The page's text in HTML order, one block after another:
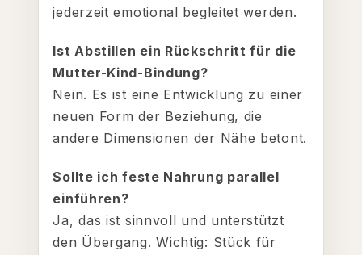
jederzeit emotional begleitet werden.
Ist Abstillen ein Rückschritt für die
Mutter-Kind-Bindung?
Nein. Es ist eine Entwicklung zu einer
neuen Form der Beziehung, die
andere Dimensionen der Nähe betont.
Sollte ich feste Nahrung parallel
einführen?
Ja, das ist sinnvoll und unterstützt
den Übergang. Wichtig: Stück für